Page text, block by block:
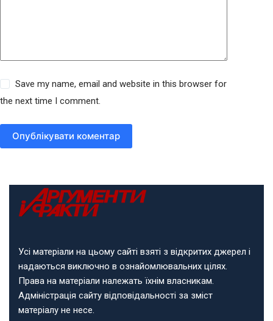
Save my name, email and website in this browser for
the next time I comment.
Опублікувати коментар
Усі матеріали на цьому сайті взяті з відкритих джерел і
надаються виключно в ознайомлювальних цілях.
Права на матеріали належать їхнім власникам.
Адміністрація сайту відповідальності за зміст
матеріалу не несе.